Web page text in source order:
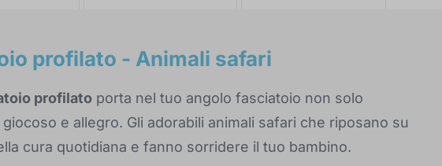
profilato - Animali safari
profilato porta nel tuo angolo fasciatoio non solo
e allegro. Gli adorabili animali safari che riposano su
cura quotidiana e fanno sorridere il tuo bambino.